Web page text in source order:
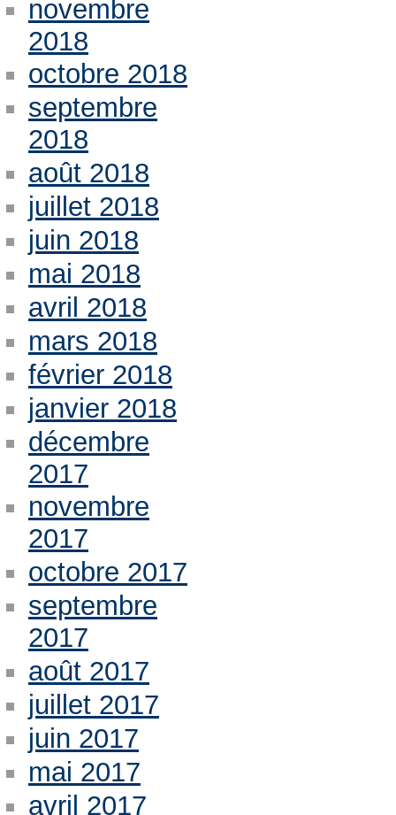
novembre
2018
octobre 2018
septembre
2018
août 2018
juillet 2018
juin 2018
mai 2018
avril 2018
mars 2018
février 2018
janvier 2018
décembre
2017
novembre
2017
octobre 2017
septembre
2017
août 2017
juillet 2017
juin 2017
mai 2017
avril 2017